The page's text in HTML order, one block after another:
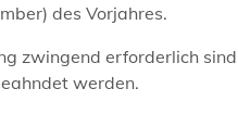
des Vorjahres.
zwingend erforderlich
werden.